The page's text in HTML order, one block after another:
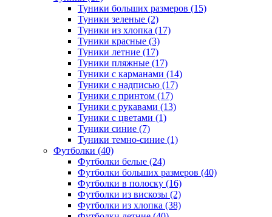
Туники больших размеров (15)
Туники зеленые (2)
Туники из хлопка (17)
Туники красные (3)
Туники летние (17)
Туники пляжные (17)
Туники с карманами (14)
Туники с надписью (17)
Туники с принтом (17)
Туники с рукавами (13)
Туники с цветами (1)
Туники синие (7)
Туники темно-синие (1)
Футболки (40)
Футболки белые (24)
Футболки больших размеров (40)
Футболки в полоску (16)
Футболки из вискозы (2)
Футболки из хлопка (38)